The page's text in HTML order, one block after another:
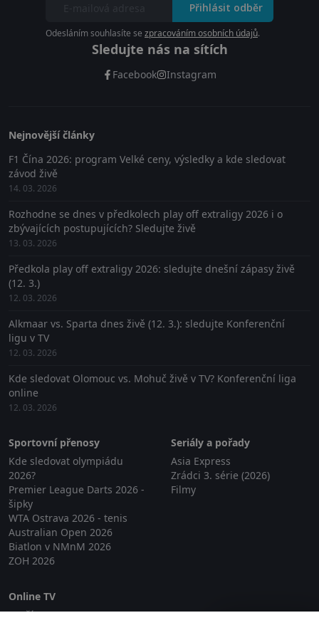
Přihlásit odběr
Odesláním souhlasíte se zpracováním osobních údajů.
Sledujte nás na sítích
Facebook Instagram
Nejnovější články
F1 Čína 2026: program Velké ceny, výsledky a kde sledovat
závod živě
14. 03. 2026
Rozhodne se dnes v předkolech play off extraligy 2026 i o
zbývajících postupujících? Sledujte živě
13. 03. 2026
Předkola play off extraligy 2026: sledujte dnešní zápasy živě
(12. 3.)
12. 03. 2026
Alkmaar vs. Sparta dnes živě (12. 3.): sledujte Konferenční
ligu v TV
12. 03. 2026
Kde sledovat Olomouc vs. Mohuč živě v TV? Konferenční liga
online
12. 03. 2026
Sportovní přenosy
Kde sledovat olympiádu
2026?
Premier League Darts 2026 -
šipky
WTA Ostrava 2026 - tenis
Australian Open 2026
Biatlon v NMnM 2026
ZOH 2026
Seriály a pořady
Asia Express
Zrádci 3. série (2026)
Filmy
Online TV
Lepší.TV